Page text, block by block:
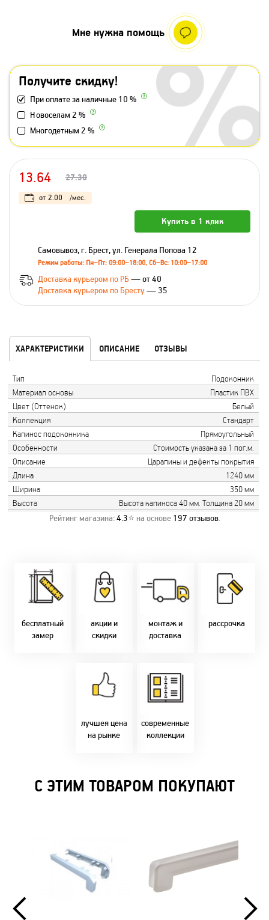
Получите скидку!
При оплате за наличные 10 %
Новоселам 2 %
Многодетным 2 %
Мне нужна помощь
13.64 27.30
от 2.00 /мес.
Купить в 1 клик
Самовывоз, г. Брест, ул. Генерала Попова 12
Режим работы: Пн–Пт: 09:00–18:00, Сб–Вс: 10:00–17:00
Доставка курьером по РБ — от 40
Доставка курьером по Бресту— 35
ХАРАКТЕРИСТИКИ ОПИСАНИЕ ОТЗЫВЫ
Тип
Подоконник
Материал основы
Пластик ПВХ
Цвет (Оттенок)
Белый
Коллекция
Стандарт
Капинос подоконника
Прямоугольный
Особенности
Стоимость указана за 1 пог.м.
Описание
Царапины и дефекты покрытия
Длина
1240 мм
Ширина
350 мм
Высота
Высота капиноса 40 мм. Толщина 20 мм
Рейтинг магазина:4.3⭐ на основе 197 отзывов.
бесплатный
замер
Замер бесплатно!
Оперативно!
День-в-день или
на следующий!
заказать по
10-40, (Viber)
акции и
скидки
Скидки:
-новоселам - 2%
-многодетным -
2%
наличными - 10%
монтаж и
доставка
фурнитуры.
Качественный
монтаж дверей,
окон и мебели.
Беларуси.
В удобное для Вас
рассрочка
Микс
2-36 мес
Магнит-5 мес.
Смарт - 4 мес.
FUN - 4 мес.
лучшея цена
на рынке
напрямую с
фабрики!
Предлагаем только
современные
коллекции
Идем в ногу с
самыми
современным
стилями и
решениями!
С ЭТИМ ТОВАРОМ ПОКУПАЮТ